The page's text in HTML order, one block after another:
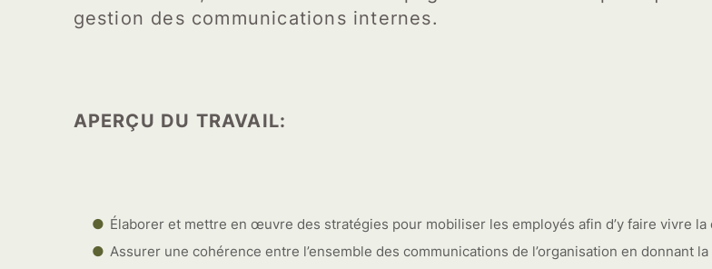
gestion des communications internes.
APERÇU DU TRAVAIL:
Élaborer et mettre en œuvre des stratégies pour mobiliser les employés afin d’y faire vivre la
Assurer une cohérence entre l’ensemble des communications de l’organisation en donnant